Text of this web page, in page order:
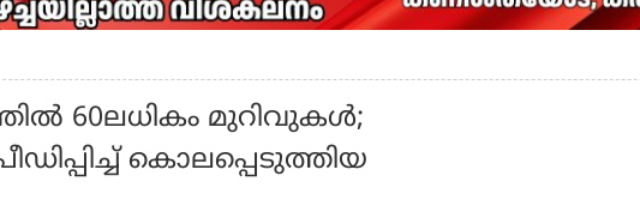
60ലധികം മുറിവുകൾ;
കൊലപ്പെടുത്തിയ